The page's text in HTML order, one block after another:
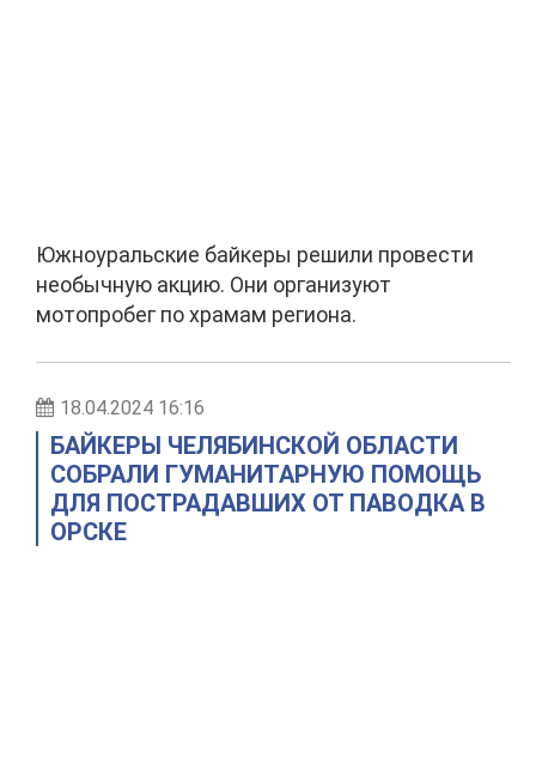
Южноуральские байкеры решили провести
необычную акцию. Они организуют
мотопробег по храмам региона.
18.04.2024 16:16
БАЙКЕРЫ ЧЕЛЯБИНСКОЙ ОБЛАСТИ
СОБРАЛИ ГУМАНИТАРНУЮ ПОМОЩЬ
ДЛЯ ПОСТРАДАВШИХ ОТ ПАВОДКА В
ОРСКЕ